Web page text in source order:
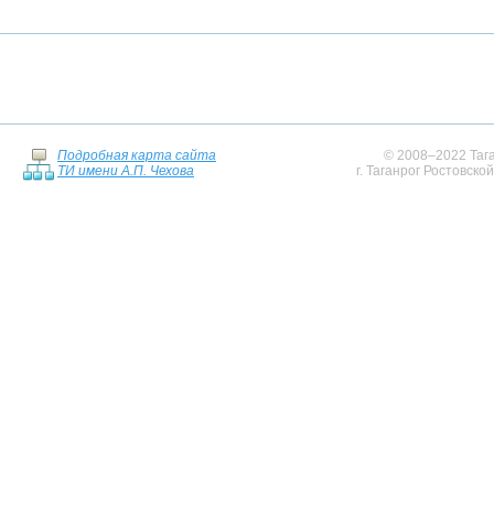
Подробная карта сайта
ТИ имени А.П. Чехова
© 2008–2022
г. Таганрог